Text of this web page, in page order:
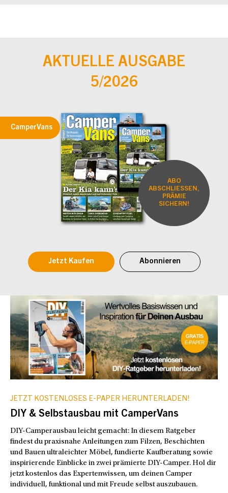
AKTUELLE AUSGABE
5/2026
CamperVans
ABO
ABSCHLIESSEN,
PRÄMIE
SICHERN!
Jetzt Kaufen Abonnieren
JETZT KOSTENLOSES E-PAPER HERUNTERLADEN!
DIY & Selbstausbau mit CamperVans
DIY-Camperausbau leicht gemacht: In diesem Ratgeber
findest du praxisnahe Anleitungen zum Filzen, Beschichten
und Bauen ultraleichter Möbel, fundierte Kaufberatung sowie
inspirierende Einblicke in zwei prämierte DIY-Camper. Hol dir
jetzt kostenlos das Expertenwissen, um deinen Camper
individuell, funktional und mit Freude selbst auszubauen.